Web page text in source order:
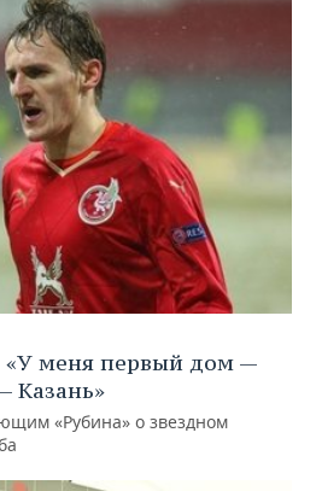
меня первый дом —
Казань»
«Рубина» о звездном